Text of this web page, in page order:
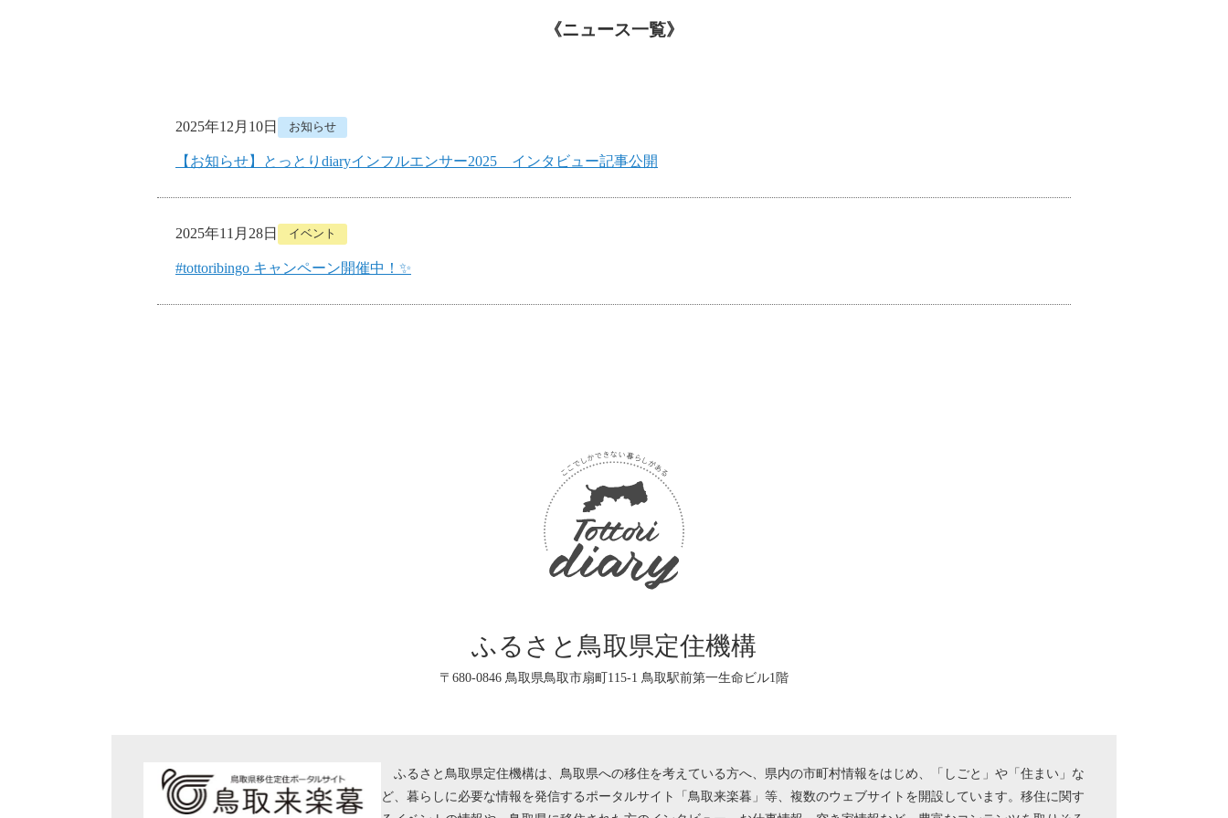
ニュース一覧
2025年12月10日 お知らせ
【お知らせ】とっとりdiaryインフルエンサー2025 インタビュー記事公開
2025年11月28日 イベント
#tottoribingo キャンペーン開催中！✨
ふるさと鳥取県定住機構
〒680-0846 鳥取県鳥取市扇町115-1 鳥取駅前第一生命ビル1階
ふるさと鳥取県定住機構は、鳥取県への移住を考えている方へ、県内の市町村情報をはじめ、「しごと」や「住まい」な
ど、暮らしに必要な情報を発信するポータルサイト「鳥取来楽暮」等、複数のウェブサイトを開設しています。移住に関す